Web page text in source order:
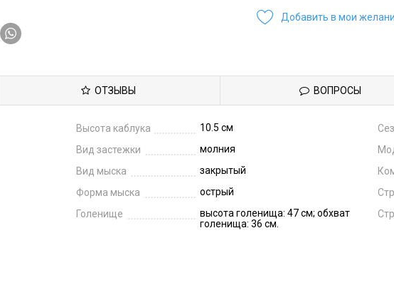
Добавить в мои
ОТЗЫВЫ ВОПРОСЫ
Высота каблука
10.5 см
Вид застежки
молния
Вид мыска
закрытый
Форма мыска
острый
Голенище
высота голенища: 47 см; обхват
голенища: 36 см.